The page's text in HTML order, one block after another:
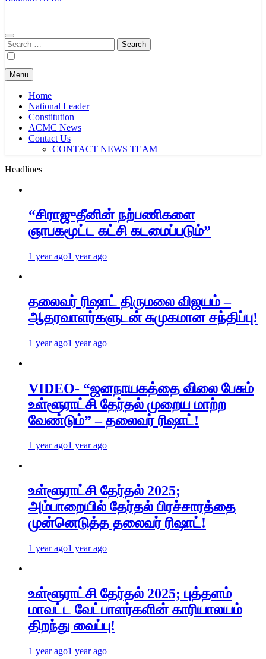
Search
for:
Menu
Home
National Leader
Constitution
ACMC News
Contact Us
CONTACT NEWS TEAM
Headlines
“சிராஜுதீனின் நற்பணிகளை
ஞாபகமூட்ட கட்சி கடமைப்படும்”
1 year ago1 year ago
தலைவர் ரிஷாட் திருமலை விஜயம் –
ஆதரவாளர்களுடன் சுமுகமான சந்திப்பு!
1 year ago1 year ago
VIDEO- “ஜனநாயகத்தை விலை பேசும்
உள்ளூராட்சி தேர்தல் முறைய மாற்ற
வேண்டும்” – தலைவர் ரிஷாட்!
1 year ago1 year ago
உள்ளூராட்சி தேர்தல் 2025;
அம்பாறையில் தேர்தல் பிரச்சாரத்தை
முன்னெடுத்த தலைவர் ரிஷாட்!
1 year ago1 year ago
உள்ளூராட்சி தேர்தல் 2025; புத்தளம்
மாவட்ட வேட்பாளர்களின் காரியாலயம்
திறந்து வைப்பு!
1 year ago1 year ago